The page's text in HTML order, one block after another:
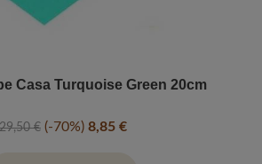
Casa Turquoise Green 20cm
29,50 € -70% 8,85 €